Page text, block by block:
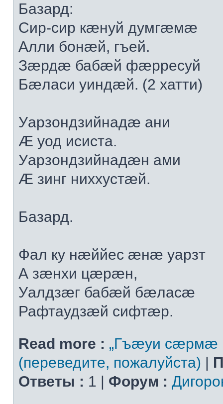
Базард:
Сир-сир кæнуй думгæмæ
Алли бонæй, гъей.
Зæрдæ бабæй фæрресуй
Бæласи уиндæй. (2 хатти)
Уарзондзийнадæ ани
Æ уод исиста.
Уарзондзийнадæн ами
Æ зинг ниххустæй.
Базард.
Фал ку нæййес æнæ уарзт
А зæнхи цæрæн,
Уалдзæг бабæй бæласæ
Рафтаудзæй сифтæр.
Read more : „Гъæуи сæрмæ
(переведите, пожалуйста) |
Ответы : 1 | Форум :